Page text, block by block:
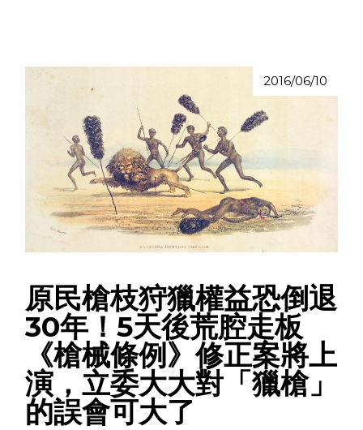
2016/06/10
原民槍枝狩獵權益恐倒退
30年！5天後荒腔走板
《槍械條例》修正案將上
演，立委大大對「獵槍」
的誤會可大了